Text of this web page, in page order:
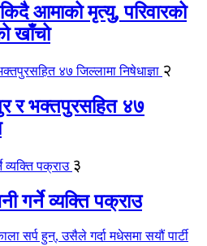
आमाको मृत्यु, परिवारको
खाँचो
२
र भक्तपुरसहित ४७
३
गर्ने व्यक्ति पक्राउ